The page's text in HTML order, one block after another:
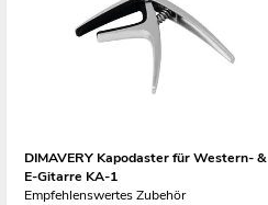
DIMAVERY Kapodaster für Western- &
E-Gitarre KA-1
Empfehlenswertes Zubehör